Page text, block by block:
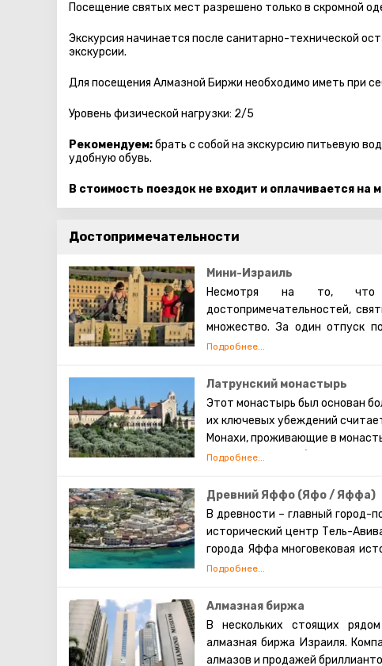
Посещение святых мест разрешено только в скромной
Экскурсия начинается после санитарно-технической
экскурсии.
Для посещения Алмазной Биржи необходимо иметь при
Уровень физической нагрузки: 2/5
Рекомендуем:брать с собой на экскурсию питьевую
удобную обувь.
В стоимость поездок не входит и оплачивается на
Достопримечательности
Мини-Израиль
Несмотря на то, что
достопримечательностей,
множество. За один отпуск
возможным, однако есть
и на сегодня является одним
турист сможет увидеть
достопримечательностей
современные памятники
представленная в парке,
Израиля и дух народа.
Латрунский монастырь
Этот монастырь был основан
их ключевых убеждений
Монахи, проживающие в
за физической работой,
это как можно реже. При
на весь мир латрунского вина и
расположенном неподалёку
Древний Яффо (Яфо / Яффа)
В древности – главный город-
исторический центр Тель-
города Яффа многовековая
постоянно изменялся.
среди туристов, которые
улочкам, где царит
ресторанов, рынков, галерей,
многочисленные объекты,
Алмазная биржа
В нескольких стоящих
алмазная биржа Израиля.
алмазов и продажей